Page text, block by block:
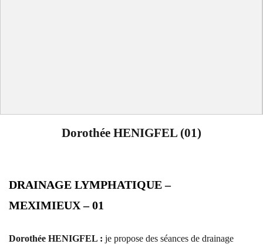
Dorothée HENIGFEL (01)
DRAINAGE LYMPHATIQUE –
MEXIMIEUX – 01
Dorothée HENIGFEL : je propose des séances de drainage